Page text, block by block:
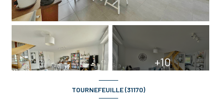
+10
TOURNEFEUILLE (31170)